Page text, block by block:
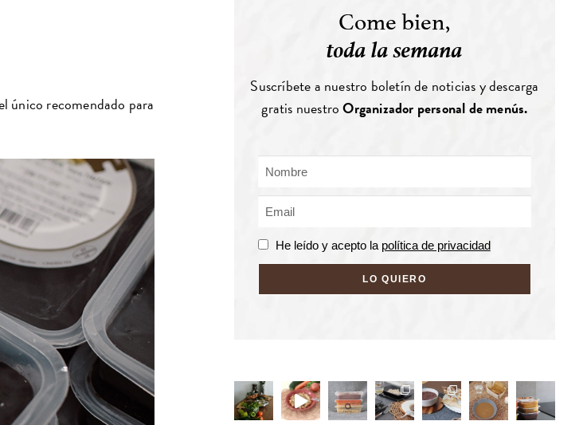
único recomendado para
Come bien,
toda la semana
Suscríbete a nuestro boletín de noticias y descarga
gratis nuestroOrganizador personal de menús.
He leído y acepto la política de privacidad
LO QUIERO